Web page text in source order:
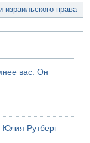
израильского права
вас. Он
Юлия Рутберг